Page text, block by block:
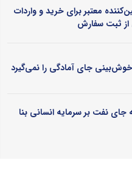
معتبر برای خرید و واردات
خوش‌بینی جای آمادگی را نمی‌گیرد
جای نفت بر سرمایه انسانی بنا